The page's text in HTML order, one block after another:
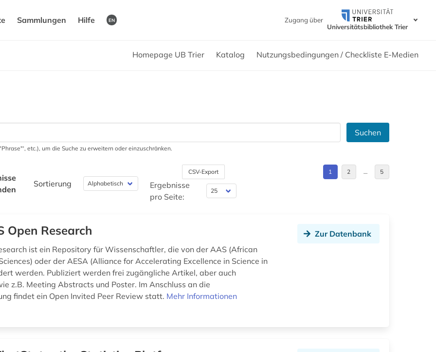
Sammlungen Hilfe EN
Zugang über
Universitätsbibliothek Trier
Homepage UB Trier Katalog Nutzungsbedingungen / Checkliste E-Medien
Suchen
etc.), um die Suche zu erweitern oder einzuschränken.
Sortierung
CSV-Export
Ergebnisse
pro Seite:
1 2 … 5
Open Research
ist ein Repository für Wissenschaftler, die von der AAS (African
oder der AESA (Alliance for Accelerating Excellence in Science in
werden. Publiziert werden frei zugängliche Artikel, aber auch
z.B. Meeting Abstracts und Poster. Im Anschluss an die
findet ein Open Invited Peer Review statt. Mehr Informationen
Zur Datenbank